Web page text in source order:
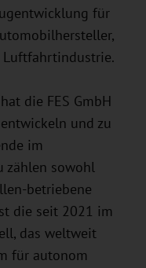
für
Luftfahrtindustrie.
die FES GmbH
und zu
im
zählen sowohl
betriebene
die seit 2021 im
das weltweit
für autonom